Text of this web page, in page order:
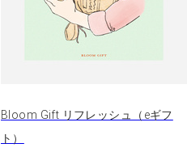
Bloom Gift リフレッシュ（eギフ
ト）